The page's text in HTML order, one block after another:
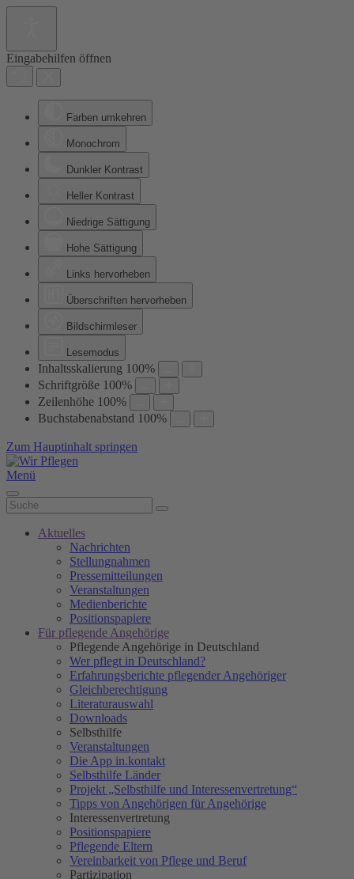
Eingabehilfen öffnen
Farben umkehren
Monochrom
Dunkler Kontrast
Heller Kontrast
Niedrige Sättigung
Hohe Sättigung
Links hervorheben
Überschriften hervorheben
Bildschirmleser
Lesemodus
Inhaltsskalierung 100%
Schriftgröße 100%
Zeilenhöhe 100%
Buchstabenabstand 100%
Zum Hauptinhalt springen
Menü
Aktuelles
Nachrichten
Stellungnahmen
Pressemitteilungen
Veranstaltungen
Medienberichte
Positionspapiere
Für pflegende Angehörige
Pflegende Angehörige in Deutschland
Wer pflegt in Deutschland?
Erfahrungsberichte pflegender Angehöriger
Gleichberechtigung
Literaturauswahl
Downloads
Selbsthilfe
Veranstaltungen
Die App in.kontakt
Selbsthilfe Länder
Projekt „Selbsthilfe und Interessenvertretung“
Tipps von Angehörigen für Angehörige
Interessenvertretung
Positionspapiere
Pflegende Eltern
Vereinbarkeit von Pflege und Beruf
Partizipation